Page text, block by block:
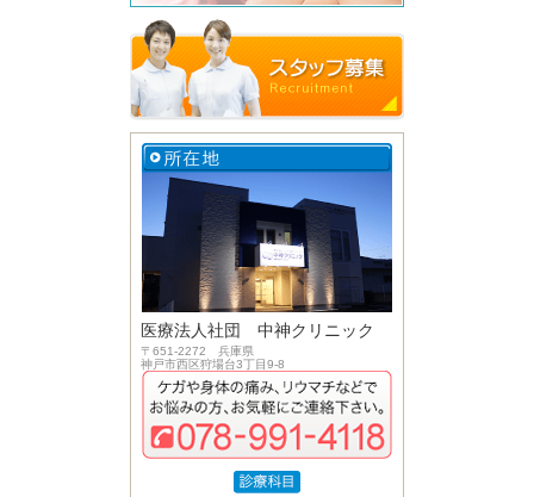
医療法人社団 中神クリニック
〒651-2272 兵庫県
神戸市西区狩場台3丁目9-8